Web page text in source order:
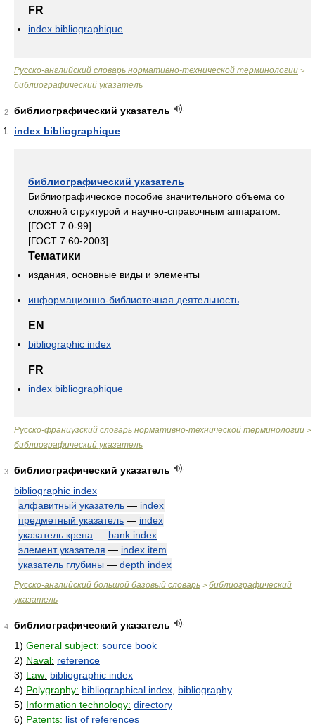
FR
index bibliographique
Русско-английский словарь нормативно-технической терминологии >
библиографический указатель
2
библиографический указатель
index bibliographique
библиографический указатель
Библиографическое пособие значительного объема со
сложной структурой и научно-справочным аппаратом.
[ГОСТ 7.0-99]
[ГОСТ 7.60-2003]
Тематики
издания, основные виды и элементы
информационно-библиотечная деятельность
EN
bibliographic index
FR
index bibliographique
Русско-французский словарь нормативно-технической терминологии >
библиографический указатель
3
библиографический указатель
bibliographic index
алфавитный указатель — index
предметный указатель — index
указатель крена — bank index
элемент указателя — index item
указатель глубины — depth index
Русско-английский большой базовый словарь > библиографический
указатель
4
библиографический указатель
1) General subject: source book
2) Naval: reference
3) Law: bibliographic index
4) Polygraphy: bibliographical index bibliography
5) Information technology: directory
6) Patents: list of references